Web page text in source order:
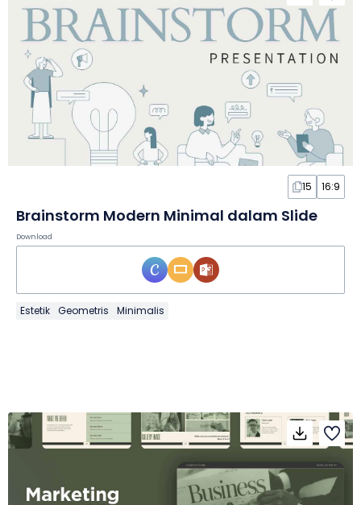
15 16:9
Brainstorm Modern Minimal dalam Slide
Download
Estetik Geometris Minimalis